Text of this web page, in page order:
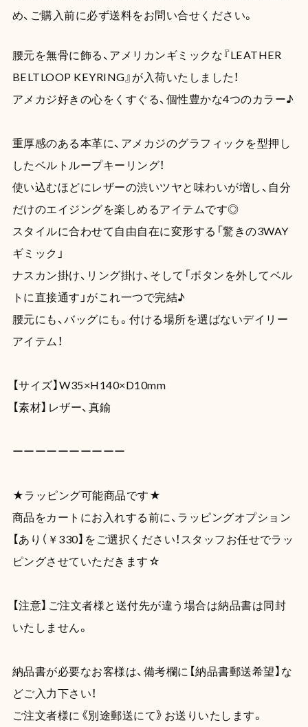
め、ご購入前に必ず送料をお問い合せください。
腰元を無骨に飾る、アメリカンギミックな『LEATHER
BELTLOOP KEYRING』が入荷いたしました！
アメカジ好きの心をくすぐる、個性豊かな4つのカラー♪
重厚感のある本革に、アメカジのグラフィックを型押し
したベルトループキーリング！
使い込むほどにレザーの渋いツヤと味わいが増し、自分
だけのエイジングを楽しめるアイテムです◎
スタイルに合わせて自由自在に変形する「驚きの3WAY
ギミック」
ナスカン掛け、リング掛け、そして「ボタンを外してベル
トに直接通す」がこれ一つで完結♪
腰元にも、バッグにも。付ける場所を選ばないデイリー
アイテム！
【サイズ】W35×H140×D10mm
【素材】レザー、真鍮
ーーーーーーーーーー
★ラッピング可能商品です★
商品をカートにお入れする前に、ラッピングオプション
【あり（￥330】をご選択ください！スタッフお任せでラッ
ピングさせていただきます☆
【注意】ご注文者様と送付先が違う場合は納品書は同封
いたしません。
納品書が必要なお客様は、備考欄に【納品書郵送希望】な
どご入力下さい！
ご注文者様に《別途郵送にて》お送りいたします。